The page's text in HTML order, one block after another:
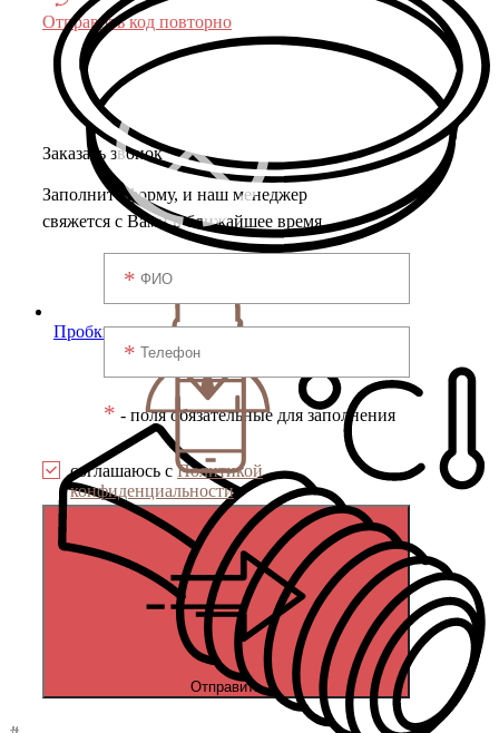
Пробки универсальные
Отправить код повторно
Заказать звонок
Заполните форму, и наш менеджер
свяжется с Вами в ближайшее время
* - поля обязательные для заполнения
соглашаюсь сПолитикой
конфиденциальности
Отправить